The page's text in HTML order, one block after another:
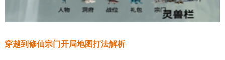
穿越到修仙宗门开局地图打法解析